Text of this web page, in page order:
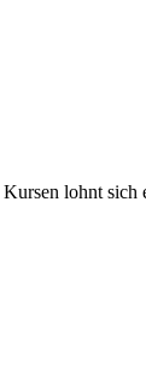
lohnt sich